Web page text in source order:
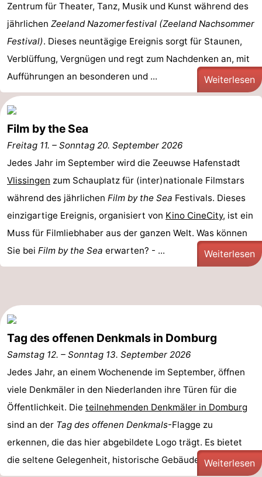
Zentrum für Theater, Tanz, Musik und Kunst während des
jährlichen Zeeland Nazomerfestival (Zeeland Nachsommer
Festival). Dieses neuntägige Ereignis sorgt für Staunen,
Verblüffung, Vergnügen und regt zum Nachdenken an, mit
Aufführungen an besonderen und ...
Weiterlesen
Film by the Sea
Freitag 11. – Sonntag 20. September 2026
Jedes Jahr im September wird die Zeeuwse Hafenstadt
Vlissingen zum Schauplatz für (inter)nationale Filmstars
während des jährlichen Film by the Sea Festivals. Dieses
einzigartige Ereignis, organisiert von Kino CineCity, ist ein
Muss für Filmliebhaber aus der ganzen Welt. Was können
Sie bei Film by the Sea erwarten? - ... Weiterlesen
Tag des offenen Denkmals in Domburg
Samstag 12. – Sonntag 13. September 2026
Jedes Jahr, an einem Wochenende im September, öffnen
viele Denkmäler in den Niederlanden ihre Türen für die
Öffentlichkeit. Die teilnehmenden Denkmäler in Domburg
sind an der Tag des offenen Denkmals-Flagge zu
erkennen, die das hier abgebildete Logo trägt. Es bietet
die seltene Gelegenheit, historische Gebäude, Kirchen, ...
Weiterlesen